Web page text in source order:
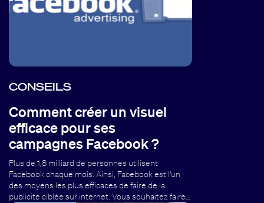
CONSEILS
Comment créer un visuel
efficace pour ses
campagnes Facebook ?
Plus de 1,8 milliard de personnes utilisent
Facebook chaque mois. Ainsi, Facebook est l'un
des moyens les plus efficaces de faire de la
publicité ciblée sur internet. Vous souhaitez faire…